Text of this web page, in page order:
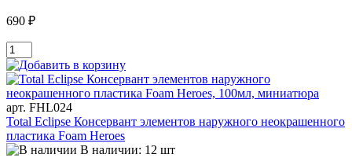
690 ₽
арт. FHL024
Total Eclipse Консервант элементов наружного неокрашенного
пластика Foam Heroes
В наличии: 12 шт